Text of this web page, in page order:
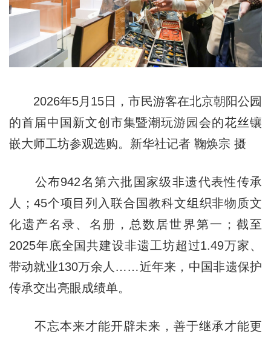
2026年5月15日，市民游客在北京朝阳公园
的首届中国新文创市集暨潮玩游园会的花丝镶
嵌大师工坊参观选购。新华社记者 鞠焕宗 摄
公布942名第六批国家级非遗代表性传承
人；45个项目列入联合国教科文组织非物质文
化遗产名录、名册，总数居世界第一；截至
2025年底全国共建设非遗工坊超过1.49万家、
带动就业130万余人……近年来，中国非遗保护
传承交出亮眼成绩单。
不忘本来才能开辟未来，善于继承才能更